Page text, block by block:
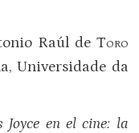
Raúl de Toro
Universidade da
Joyce en el cine: la